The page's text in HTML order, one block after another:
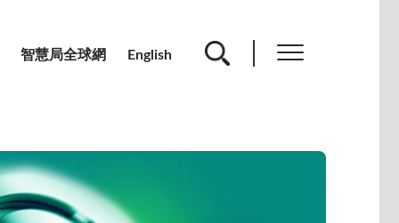
智慧局全球網 English